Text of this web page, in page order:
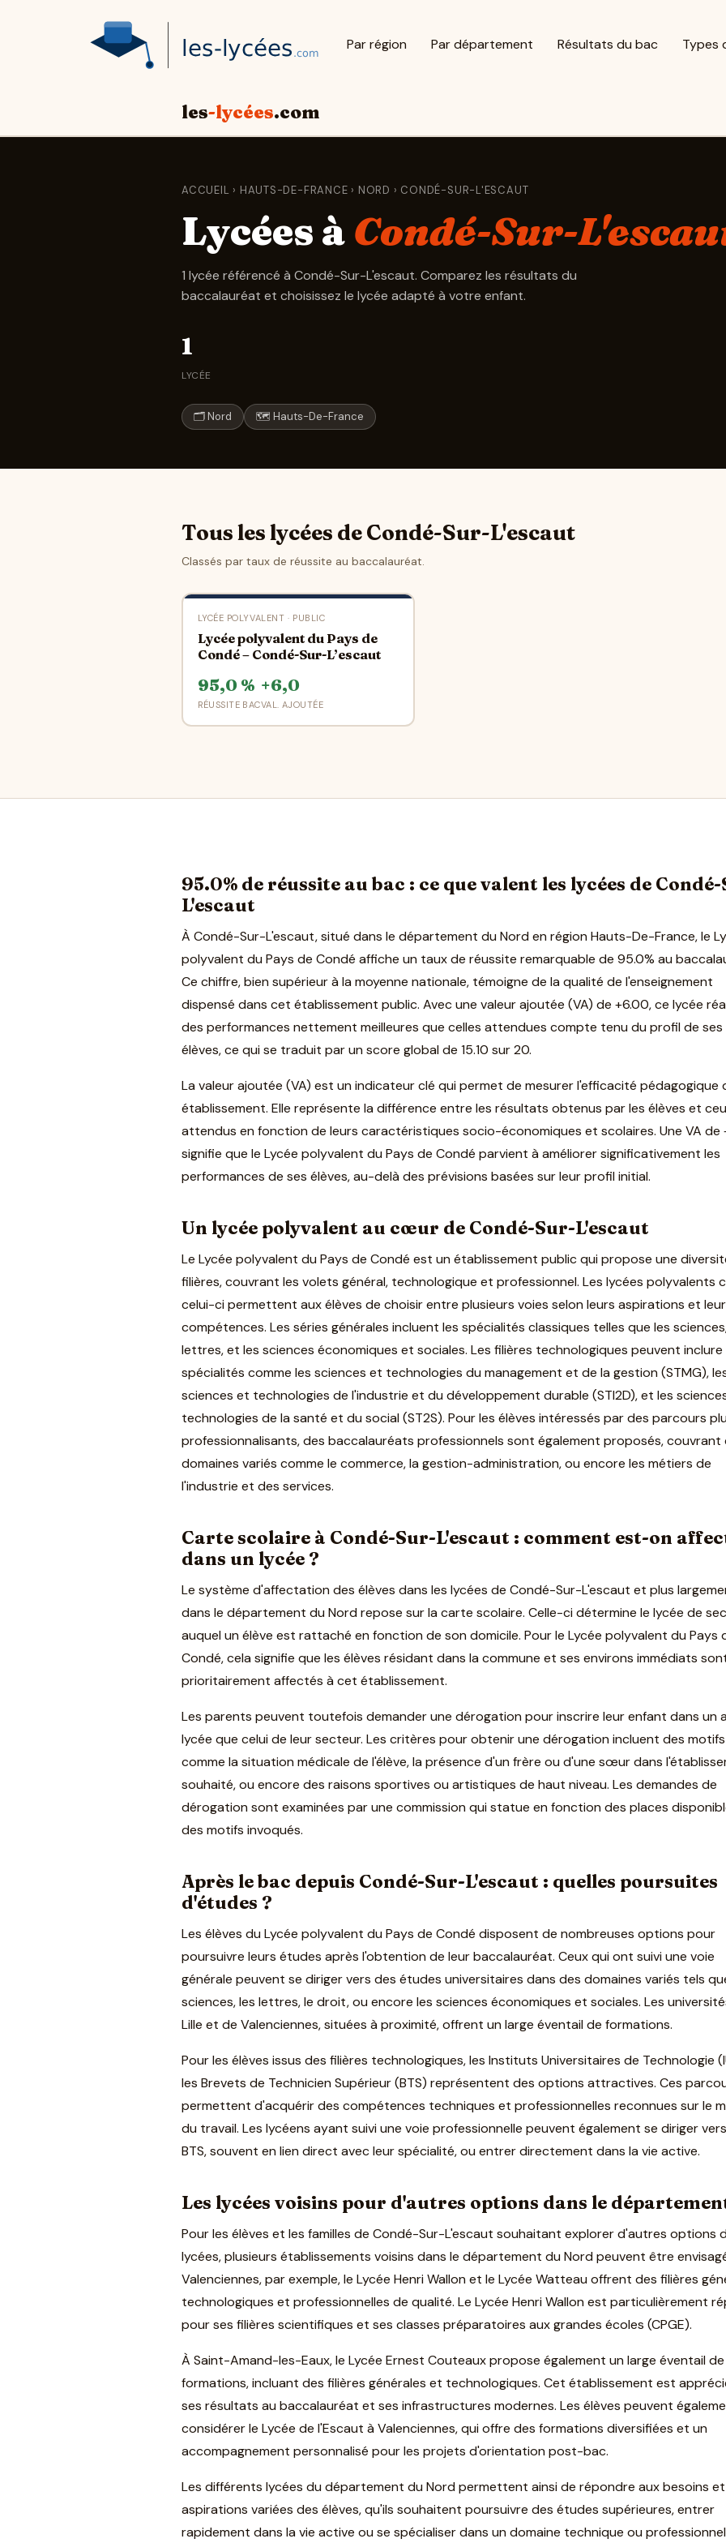
Par région Par département Résultats du bac Types
les-lycées.com
ACCUEIL › HAUTS-DE-FRANCE › NORD › CONDÉ-SUR-L'ESCAUT
Lycées à Condé-Sur-
1 lycée référencé à Condé-Sur-L'escaut. Comparez les résultats du
baccalauréat et choisissez le lycée adapté à votre enfant.
1
LYCÉE
🗂 Nord 🗺 Hauts-De-France
Tous les lycées de Condé-Sur-L'escaut
Classés par taux de réussite au baccalauréat.
LYCÉE POLYVALENT · PUBLIC
Lycée polyvalent du Pays de
Condé – Condé-Sur-L’escaut
95,0 %
RÉUSSITE BAC
+6,0
VAL. AJOUTÉE
95.0% de réussite au bac : ce que valent les lycées de
L'escaut
À Condé-Sur-L'escaut, situé dans le département du Nord en région Hauts-De-France, le
polyvalent du Pays de Condé affiche un taux de réussite remarquable de 95.0% au
Ce chiffre, bien supérieur à la moyenne nationale, témoigne de la qualité de l'enseignement
dispensé dans cet établissement public. Avec une valeur ajoutée (VA) de +6.00, ce lycée
des performances nettement meilleures que celles attendues compte tenu du profil de ses
élèves, ce qui se traduit par un score global de 15.10 sur 20.
La valeur ajoutée (VA) est un indicateur clé qui permet de mesurer l'efficacité pédagogique
établissement. Elle représente la différence entre les résultats obtenus par les élèves et
attendus en fonction de leurs caractéristiques socio-économiques et scolaires. Une VA de
signifie que le Lycée polyvalent du Pays de Condé parvient à améliorer significativement les
performances de ses élèves, au-delà des prévisions basées sur leur profil initial.
Un lycée polyvalent au cœur de Condé-Sur-L'escaut
Le Lycée polyvalent du Pays de Condé est un établissement public qui propose une
filières, couvrant les volets général, technologique et professionnel. Les lycées polyvalents
celui-ci permettent aux élèves de choisir entre plusieurs voies selon leurs aspirations et
compétences. Les séries générales incluent les spécialités classiques telles que les
lettres, et les sciences économiques et sociales. Les filières technologiques peuvent inclure
spécialités comme les sciences et technologies du management et de la gestion (STMG),
sciences et technologies de l'industrie et du développement durable (STI2D), et les
technologies de la santé et du social (ST2S). Pour les élèves intéressés par des parcours
professionnalisants, des baccalauréats professionnels sont également proposés, couvrant
domaines variés comme le commerce, la gestion-administration, ou encore les métiers de
l'industrie et des services.
Carte scolaire à Condé-Sur-L'escaut : comment est-on
dans un lycée ?
Le système d'affectation des élèves dans les lycées de Condé-Sur-L'escaut et plus
dans le département du Nord repose sur la carte scolaire. Celle-ci détermine le lycée de
auquel un élève est rattaché en fonction de son domicile. Pour le Lycée polyvalent du Pays
Condé, cela signifie que les élèves résidant dans la commune et ses environs immédiats
prioritairement affectés à cet établissement.
Les parents peuvent toutefois demander une dérogation pour inscrire leur enfant dans un
lycée que celui de leur secteur. Les critères pour obtenir une dérogation incluent des motifs
comme la situation médicale de l'élève, la présence d'un frère ou d'une sœur dans
souhaité, ou encore des raisons sportives ou artistiques de haut niveau. Les demandes de
dérogation sont examinées par une commission qui statue en fonction des places
des motifs invoqués.
Après le bac depuis Condé-Sur-L'escaut : quelles poursuites
d'études ?
Les élèves du Lycée polyvalent du Pays de Condé disposent de nombreuses options pour
poursuivre leurs études après l'obtention de leur baccalauréat. Ceux qui ont suivi une voie
générale peuvent se diriger vers des études universitaires dans des domaines variés tels
sciences, les lettres, le droit, ou encore les sciences économiques et sociales. Les
Lille et de Valenciennes, situées à proximité, offrent un large éventail de formations.
Pour les élèves issus des filières technologiques, les Instituts Universitaires de Technologie
les Brevets de Technicien Supérieur (BTS) représentent des options attractives. Ces
permettent d'acquérir des compétences techniques et professionnelles reconnues sur le
du travail. Les lycéens ayant suivi une voie professionnelle peuvent également se diriger
BTS, souvent en lien direct avec leur spécialité, ou entrer directement dans la vie active.
Les lycées voisins pour d'autres options dans le
Pour les élèves et les familles de Condé-Sur-L'escaut souhaitant explorer d'autres options
lycées, plusieurs établissements voisins dans le département du Nord peuvent être
Valenciennes, par exemple, le Lycée Henri Wallon et le Lycée Watteau offrent des filières
technologiques et professionnelles de qualité. Le Lycée Henri Wallon est particulièrement
pour ses filières scientifiques et ses classes préparatoires aux grandes écoles (CPGE).
À Saint-Amand-les-Eaux, le Lycée Ernest Couteaux propose également un large éventail de
formations, incluant des filières générales et technologiques. Cet établissement est
ses résultats au baccalauréat et ses infrastructures modernes. Les élèves peuvent
considérer le Lycée de l'Escaut à Valenciennes, qui offre des formations diversifiées et un
accompagnement personnalisé pour les projets d'orientation post-bac.
Les différents lycées du département du Nord permettent ainsi de répondre aux besoins
aspirations variées des élèves, qu'ils souhaitent poursuivre des études supérieures, entrer
rapidement dans la vie active ou se spécialiser dans un domaine technique ou